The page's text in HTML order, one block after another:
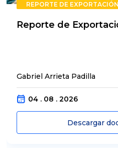
REPORTE DE EXPORTACIÓN
Reporte de
Gabriel Arrieta Padilla
04 . 08 . 2026
Descargar